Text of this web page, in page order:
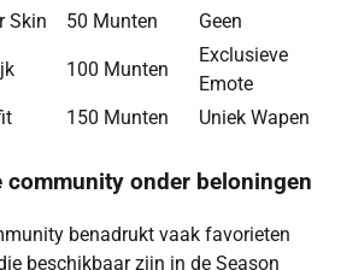
Skin 50 Munten Geen
100 Munten
Exclusieve
Emote
150 Munten Uniek Wapen
community onder beloningen
benadrukt vaak favorieten
beschikbaar zijn in de Season